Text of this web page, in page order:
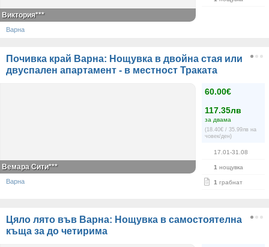
Виктория***
Варна
Почивка край Варна: Нощувка в двойна стая или
двуспален апартамент - в местност Траката
60.00€
117.35лв
за двама
(18.40€ / 35.99лв на
човек/ден)
17.01-31.08
1 нощувка
1 грабнат
Вемара Сити***
Варна
Цяло лято във Варна: Нощувка в самостоятелна
къща за до четирима